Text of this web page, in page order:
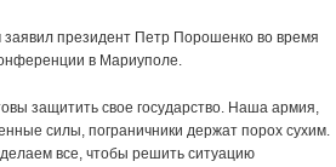
заявил президент Петр Порошенко во время
в Мариуполе.
защитить свое государство. Наша армия,
силы, пограничники держат порох сухим.
все, чтобы решить ситуацию